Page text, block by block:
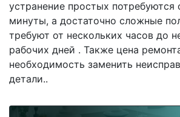
устранение простых потребуются
минуты, а достаточно сложные
требуют от нескольких часов до
рабочих дней . Также цена
необходимость заменить
детали..